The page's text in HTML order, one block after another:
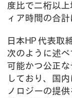
度比で二桁以
ィア時間の合計
日本HP 代表取
次のように述
可能かつ公正
しており、国
ノロジーの提